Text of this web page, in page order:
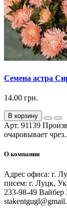
Семена астра
14.00 грн.
В корзину
Арт. 91139
очаровывает
О компании
Адрес офиса: г.
писем: г. Луцк,
233-98-49 Вайбер